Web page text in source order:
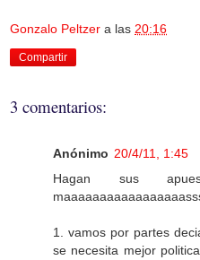
Gonzalo Peltzer a las 20:16
Compartir
3 comentarios:
Anónimo 20/4/11, 1:45
Hagan sus
1. vamos por partes
se necesita mejor